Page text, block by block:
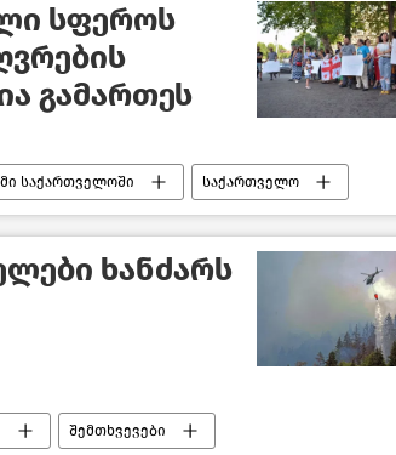
სფეროს
გამართეს
საქართველოში საქართველო
ხანძარს
შემთხვევები